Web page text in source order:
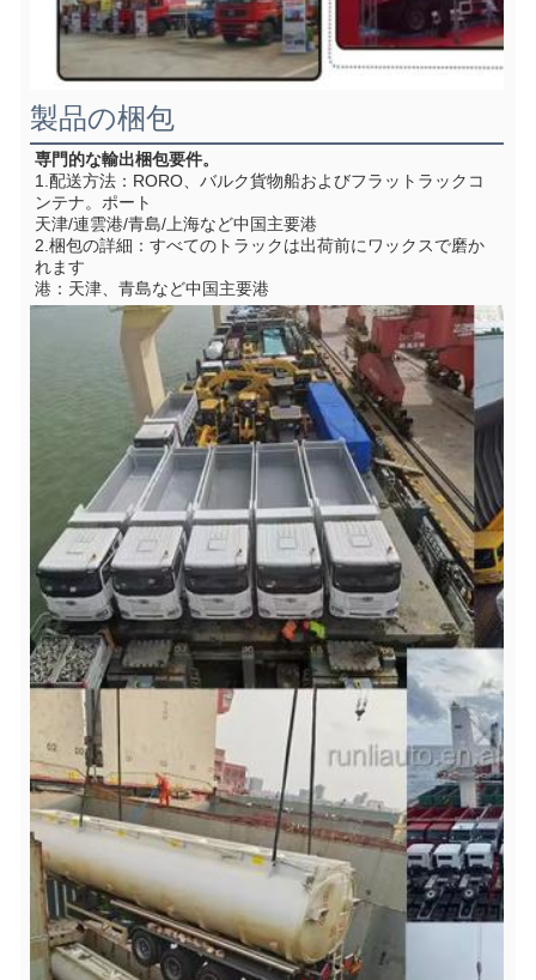
製品の梱包
専門的な輸出梱包要件。
1.配送方法：RORO、バルク貨物船およびフラットラックコ
ンテナ。ポート
天津/連雲港/青島/上海など中国主要港
2.梱包の詳細：すべてのトラックは出荷前にワックスで磨か
れます
港：天津、青島など中国主要港